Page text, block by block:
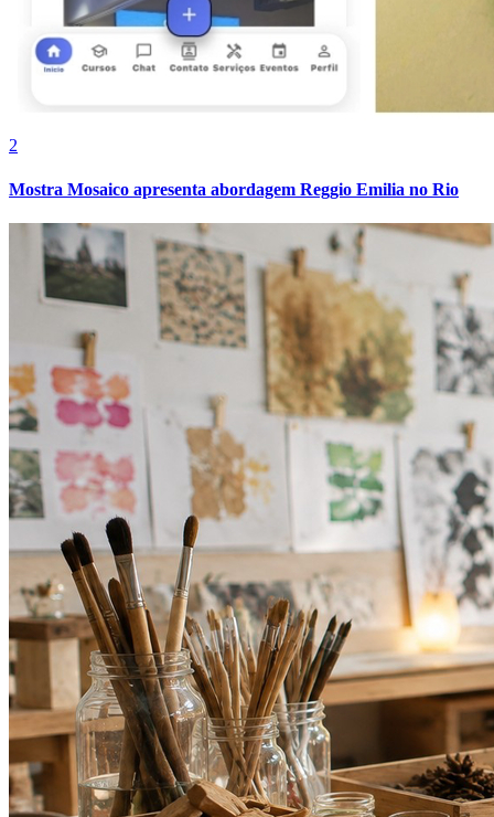
Vasco
2
Mostra Mosaico apresenta abordagem Reggio Emilia no Rio